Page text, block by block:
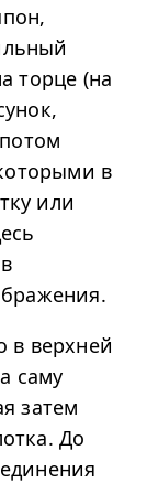
торце (на
в
или
в верхней
саму
затем
До